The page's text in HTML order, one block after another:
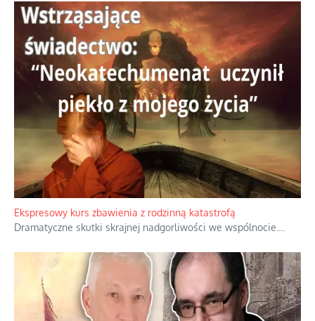
Ekspresowy kurs zbawienia z rodzinną katastrofą
Dramatyczne skutki skrajnej nadgorliwości we wspólnocie.